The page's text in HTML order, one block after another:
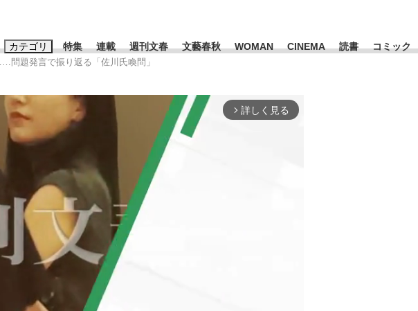
カテゴリ
初めて明かした日本代表監督に...
特集 連載 週刊文春 文藝春秋 WOMAN CINEMA 読書 コミック
キーワードタグ一覧
#三山凌輝 #高市早苗 #後藤真希
#亀和田武
問題発言で振り返る「佐川氏喚問」
arrow_forward_ios 詳しく見る